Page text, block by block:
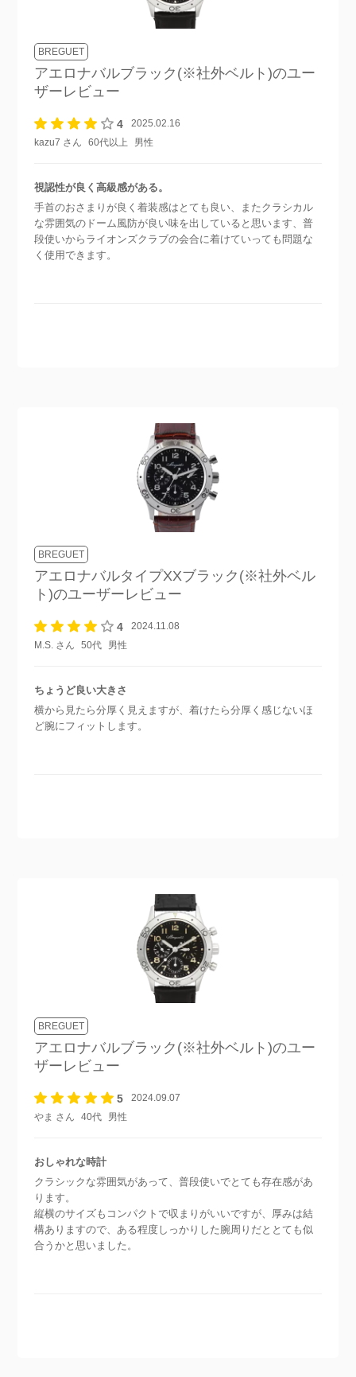
BREGUET
アエロナバルブラック(※社外ベルト)のユー
ザーレビュー
4
2025.02.16
kazu7 さん
60代以上 男性
視認性が良く高級感がある。
手首のおさまりが良く着装感はとても良い、またクラシカル
な雰囲気のドーム風防が良い味を出していると思います、普
段使いからライオンズクラブの会合に着けていっても問題な
く使用できます。
BREGUET
アエロナバルタイプXXブラック(※社外ベル
ト)のユーザーレビュー
4
2024.11.08
M.S. さん
50代 男性
ちょうど良い大きさ
横から見たら分厚く見えますが、着けたら分厚く感じないほ
ど腕にフィットします。
BREGUET
アエロナバルブラック(※社外ベルト)のユー
ザーレビュー
5
2024.09.07
やま さん
40代 男性
おしゃれな時計
クラシックな雰囲気があって、普段使いでとても存在感があ
ります。
縦横のサイズもコンパクトで収まりがいいですが、厚みは結
構ありますので、ある程度しっかりした腕周りだととても似
合うかと思いました。